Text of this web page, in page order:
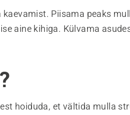
Piisama peaks
aine kihiga. Külvama
hoiduda, et vältida mulla